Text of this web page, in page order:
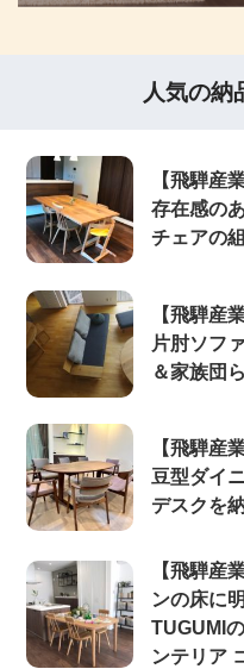
人気の納
【飛騨産
存在感の
チェアの
【飛騨産
片肘ソフ
＆家族団
【飛騨産
豆型ダイ
デスクを
【飛騨産
ンの床に
TUGUMI
ンテリア